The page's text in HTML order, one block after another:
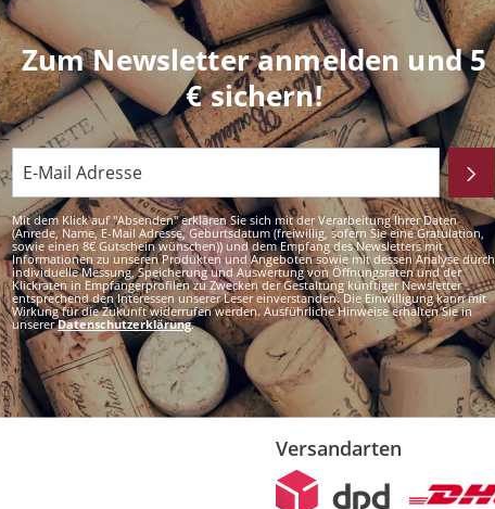
Zum Newsletter anmelden und 5
€ sichern!
Mit dem Klick auf "Absenden" erklären Sie sich mit der Verarbeitung Ihrer Daten
(Anrede, Name, E-Mail Adresse, Geburtsdatum (freiwillig, sofern Sie eine Gratulation,
sowie einen 8€ Gutschein wünschen)) und dem Empfang des Newsletters mit
Informationen zu unseren Produkten und Angeboten sowie mit dessen Analyse durch
individuelle Messung, Speicherung und Auswertung von Öffnungsraten und der
Klickraten in Empfängerprofilen zu Zwecken der Gestaltung künftiger Newsletter
entsprechend den Interessen unserer Leser einverstanden. Die Einwilligung kann mit
Wirkung für die Zukunft widerrufen werden. Ausführliche Hinweise erhalten Sie in
unsererDatenschutzerklärung.
Versandarten